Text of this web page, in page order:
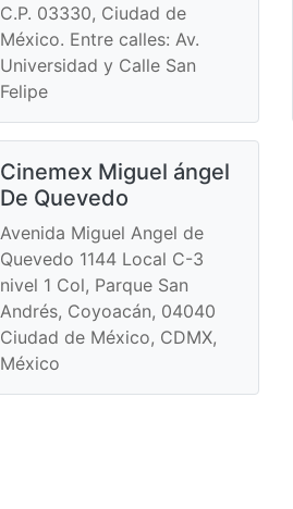
C.P. 03330, Ciudad de
México. Entre calles: Av.
Universidad y Calle San
Felipe
Cinemex Miguel ángel
De Quevedo
Avenida Miguel Angel de
Quevedo 1144 Local C-3
nivel 1 Col, Parque San
Andrés, Coyoacán, 04040
Ciudad de México, CDMX,
México